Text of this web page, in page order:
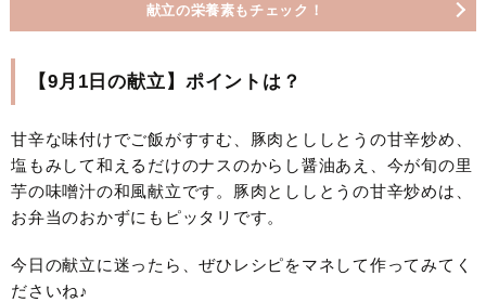
献立の栄養素もチェック！
【9月1日の献立】ポイントは？
甘辛な味付けでご飯がすすむ、豚肉とししとうの甘辛炒め、
塩もみして和えるだけのナスのからし醤油あえ、今が旬の里
芋の味噌汁の和風献立です。豚肉とししとうの甘辛炒めは、
お弁当のおかずにもピッタリです。
今日の献立に迷ったら、ぜひレシピをマネして作ってみてく
ださいね♪